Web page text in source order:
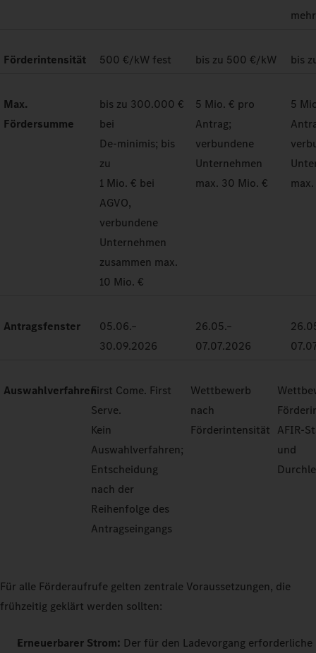
mehr
Förderintensität 500 €/kW fest bis zu 500 €/kW bis
Max.
Fördersumme
bis zu 300.000 €
bei
De-minimis; bis
zu
1 Mio. € bei
AGVO,
verbundene
Unternehmen
zusammen max.
10 Mio. €
5 Mio. € pro
Antrag;
verbundene
Unternehmen
max. 30 Mio. €
5
Antragsfenster
05.06.–
30.09.2026
26.05.–
07.07.2026
AuswahlverfahrenFirst Come. First
Serve.
Kein
Auswahlverfahren;
Entscheidung
nach der
Reihenfolge des
Antragseingangs
Wettbewerb
nach
Förderintensität AFIR-
und
Für alle Förderaufrufe gelten zentrale Voraussetzungen, die
frühzeitig geklärt werden sollten:
Erneuerbarer Strom: Der für den Ladevorgang erforderliche